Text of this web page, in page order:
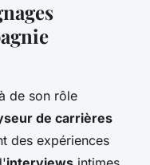
de son rôle
de carrières
des expériences